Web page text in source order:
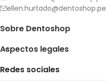
ellen.hurtado@dentoshop.pe
Sobre Dentoshop
Aspectos legales
Redes sociales